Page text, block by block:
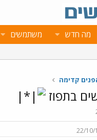
מה חדש משתמשים
קדימה
בתפוז
22/10/